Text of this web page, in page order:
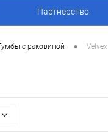
Партнерство
с раковиной • Velvex